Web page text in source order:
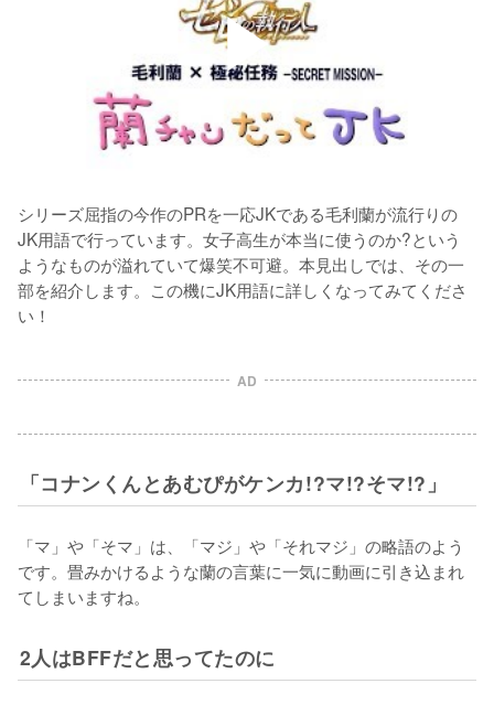
シリーズ屈指の今作のPRを一応JKである毛利蘭が流行りの
JK用語で行っています。女子高生が本当に使うのか?という
ようなものが溢れていて爆笑不可避。本見出しでは、その一
部を紹介します。この機にJK用語に詳しくなってみてくださ
い！
AD
「コナンくんとあむぴがケンカ!?マ!?そマ!?」
「マ」や「そマ」は、「マジ」や「それマジ」の略語のよう
です。畳みかけるような蘭の言葉に一気に動画に引き込まれ
てしまいますね。
2人はBFFだと思ってたのに